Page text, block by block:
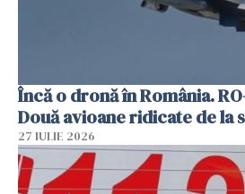
Încă o dronă în România.
Două avioane ridicate de la
27 IULIE 2026